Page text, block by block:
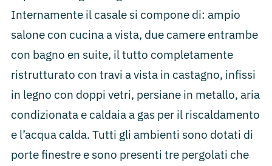
Internamente il casale si compone di: ampio
salone con cucina a vista, due camere entrambe
con bagno en suite, il tutto completamente
ristrutturato con travi a vista in castagno, infissi
in legno con doppi vetri, persiane in metallo, aria
condizionata e caldaia a gas per il riscaldamento
e l’acqua calda. Tutti gli ambienti sono dotati di
porte finestre e sono presenti tre pergolati che